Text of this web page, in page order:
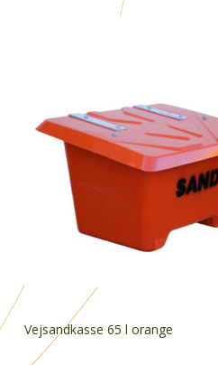
Vejsandkasse 65 l orange